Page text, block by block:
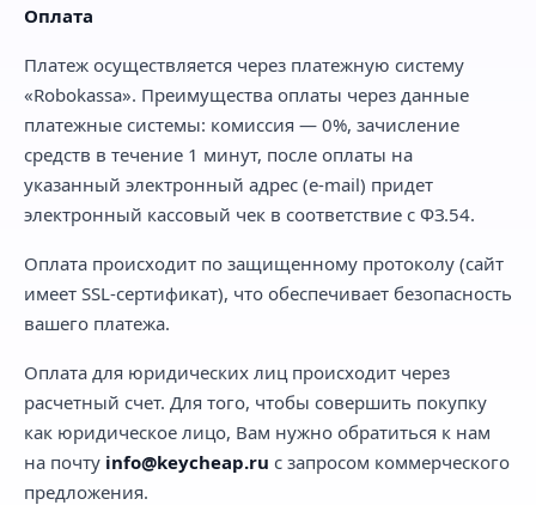
Оплата
Платеж осуществляется через платежную систему
«Robokassa». Преимущества оплаты через данные
платежные системы: комиссия — 0%, зачисление
средств в течение 1 минут, после оплаты на
указанный электронный адрес (e-mail) придет
электронный кассовый чек в соответствие с ФЗ.54.
Оплата происходит по защищенному протоколу (сайт
имеет SSL-сертификат), что обеспечивает безопасность
вашего платежа.
Оплата для юридических лиц происходит через
расчетный счет. Для того, чтобы совершить покупку
как юридическое лицо, Вам нужно обратиться к нам
на почту info@keycheap.ru с запросом коммерческого
предложения.